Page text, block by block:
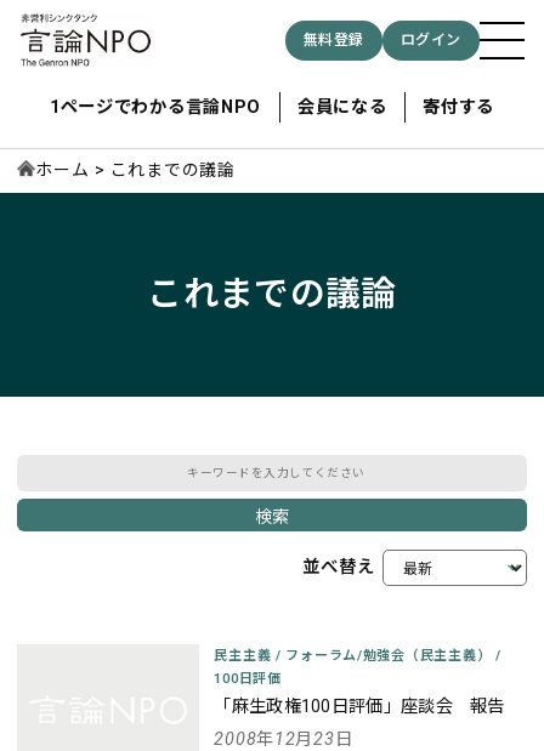
無料登録 ログイン
1ページでわかる言論NPO 会員になる 寄付する
ホーム これまでの議論
これまでの議論
検索
並べ替え
民主主義 / フォーラム/勉強会（民主主義） /
100日評価
「麻生政権100日評価」座談会 報告
2008年12月23日